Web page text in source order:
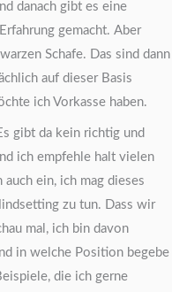
danach gibt es eine
gemacht. Aber
Schafe. Das sind dann
auf dieser Basis
ich Vorkasse haben.
gibt da kein richtig und
ich empfehle halt vielen
auch ein, ich mag dieses
zu tun. Dass wir
mal, ich bin davon
in welche Position begebe
die ich gerne